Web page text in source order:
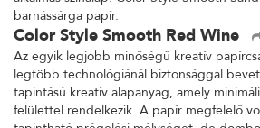
barnássárga papír.
Color Style Smooth Red Wine
Az egyik legjobb minőségű kreatív
legtöbb technológiánál biztonsággal
tapintású kreatív alapanyag, amely
felülettel rendelkezik. A papír megfelelő